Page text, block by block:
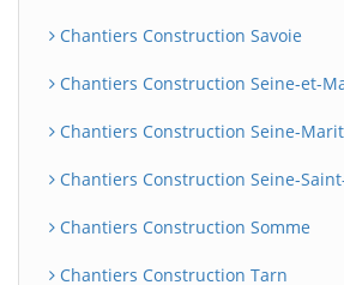
Chantiers Construction Savoie
Chantiers Construction Seine-et-
Chantiers Construction Seine-
Chantiers Construction Seine-
Chantiers Construction Somme
Chantiers Construction Tarn